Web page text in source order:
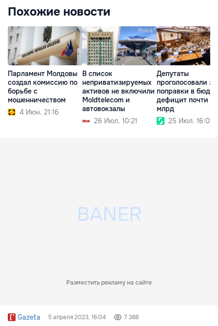
Похожие новости
Парламент Молдовы
создал комиссию по
борьбе с
мошенничеством
4 Июн. 21:16
В список
неприватизируемых
активов не включили
Moldtelecom и
автовокзалы
26 Июл. 10:21
Депутаты
проголосовали за
поправки в
дефицит почти $1
млрд
25 Июл. 16:01
Разместить рекламу на сайте
Gazeta 5 апреля 2023, 16:04 7 388